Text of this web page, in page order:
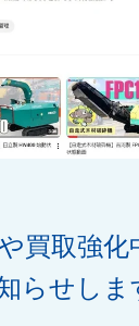
買取強
らせしま